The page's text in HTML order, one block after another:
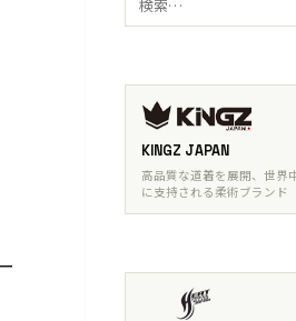
索:
KINGZ JAPAN
高品質な道着を展開、世界
に支持される柔術ブランド